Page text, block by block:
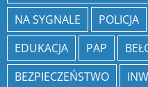
NA SYGNALE
POLICJA
EDUKACJA
PAP
BEZPIECZEŃSTWO